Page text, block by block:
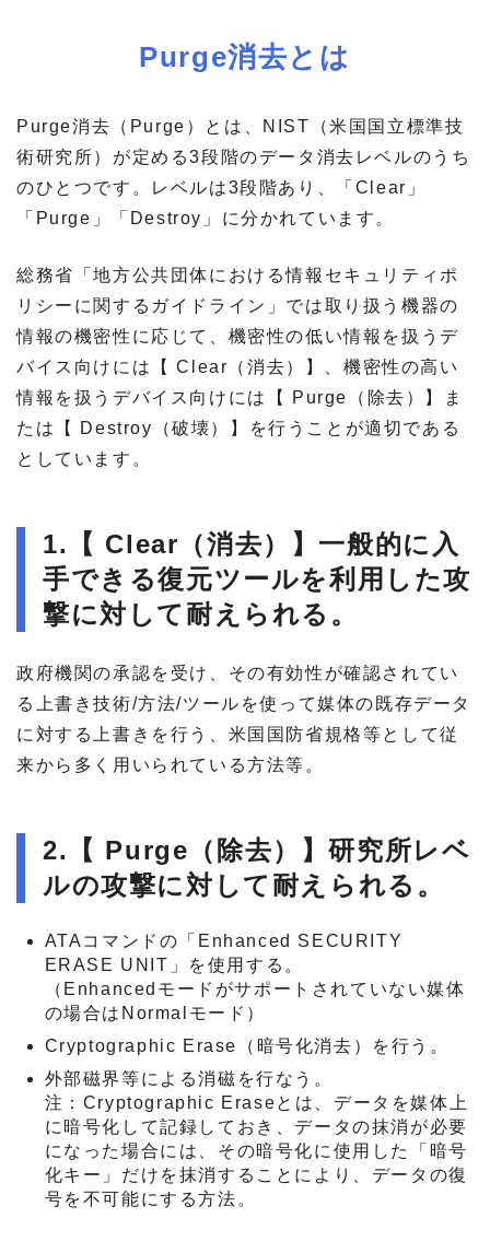
Purge消去とは
Purge消去（Purge）とは、NIST（米国国立標準技
術研究所）が定める3段階のデータ消去レベルのうち
のひとつです。レベルは3段階あり、「Clear」
「Purge」「Destroy」に分かれています。
総務省「地方公共団体における情報セキュリティポ
リシーに関するガイドライン」では取り扱う機器の
情報の機密性に応じて、機密性の低い情報を扱うデ
バイス向けには【 Clear（消去）】、機密性の高い
情報を扱うデバイス向けには【 Purge（除去）】ま
たは【 Destroy（破壊）】を行うことが適切である
としています。
1.【 Clear（消去）】一般的に入
手できる復元ツールを利用した攻
撃に対して耐えられる。
政府機関の承認を受け、その有効性が確認されてい
る上書き技術/方法/ツールを使って媒体の既存データ
に対する上書きを行う、米国国防省規格等として従
来から多く用いられている方法等。
2.【 Purge（除去）】研究所レベ
ルの攻撃に対して耐えられる。
ATAコマンドの「Enhanced SECURITY
ERASE UNIT」を使用する。
（Enhancedモードがサポートされていない媒体
の場合はNormalモード）
Cryptographic Erase（暗号化消去）を行う。
外部磁界等による消磁を行なう。
注：Cryptographic Eraseとは、データを媒体上
に暗号化して記録しておき、データの抹消が必要
になった場合には、その暗号化に使用した「暗号
化キー」だけを抹消することにより、データの復
号を不可能にする方法。